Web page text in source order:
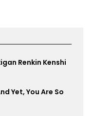
Renkin Kenshi
Yet, You Are So